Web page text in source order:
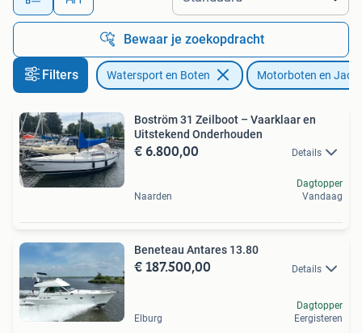
Bewaar je zoekopdracht
Filters Watersport en Boten Motorboten en
Boström 31 Zeilboot – Vaarklaar en
Uitstekend Onderhouden
€ 6.800,00 Details
Naarden
Dagtopper
Vandaag
Beneteau Antares 13.80
€ 187.500,00 Details
Elburg
Dagtopper
Eergisteren